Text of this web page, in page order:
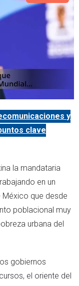
y
clave
la mandataria
en un
que desde
poblacional muy
urbana del
gobiernos
el oriente del